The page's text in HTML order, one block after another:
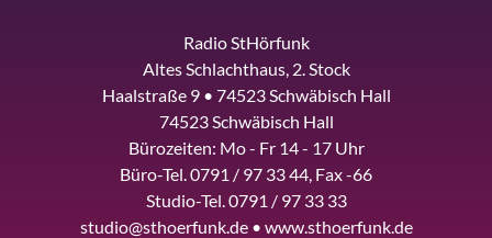
Radio StHörfunk
Altes Schlachthaus, 2. Stock
Haalstraße 9 • 74523 Schwäbisch Hall
74523 Schwäbisch Hall
Bürozeiten: Mo - Fr 14 - 17 Uhr
Büro-Tel. 0791 / 97 33 44, Fax -66
Studio-Tel. 0791 / 97 33 33
studio@sthoerfunk.de • www.sthoerfunk.de